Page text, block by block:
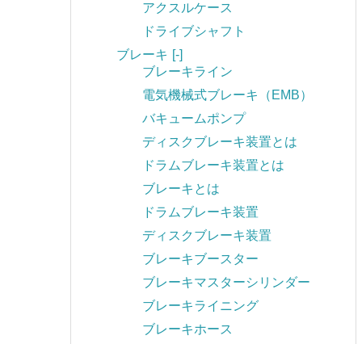
アクスルケース
ドライブシャフト
ブレーキ [-]
ブレーキライン
電気機械式ブレーキ（EMB）
バキュームポンプ
ディスクブレーキ装置とは
ドラムブレーキ装置とは
ブレーキとは
ドラムブレーキ装置
ディスクブレーキ装置
ブレーキブースター
ブレーキマスターシリンダー
ブレーキライニング
ブレーキホース